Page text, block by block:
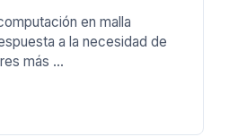
en malla
a la necesidad de
más ...